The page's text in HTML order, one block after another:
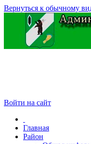
Вернуться к обычному
Войти на сайт
Главная
Район